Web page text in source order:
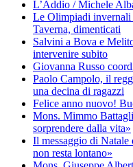
L’Addio / Michele
Le Olimpiadi invernali
Taverna, dimenticati
Salvini a Bova e
intervenire subito
Giovanna Russo
Paolo Campolo, il
una decina di ragazzi
Felice anno nuovo!
Mons. Mimmo
sorprendere dalla vita»
Il messaggio di
non resta lontano»